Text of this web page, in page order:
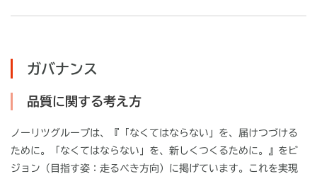
ガバナンス
品質に関する考え方
ノーリツグループは、『「なくてはならない」を、届けつづける
ために。「なくてはならない」を、新しくつくるために。』をビ
ジョン（目指す姿：走るべき方向）に掲げています。これを実現